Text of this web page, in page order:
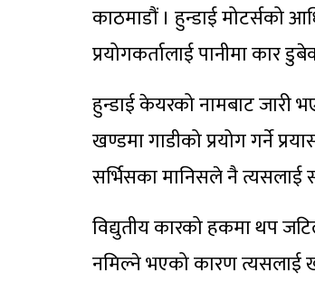
काठमाडौं । हुन्डाई मोटर्सको
प्रयोगकर्तालाई पानीमा कार
हुन्डाई केयरको नामबाट जारी
खण्डमा गाडीको प्रयोग गर्ने
सर्भिसका मानिसले नै त्यसलाई
विद्युतीय कारको हकमा थप
नमिल्ने भएको कारण त्यसलाई